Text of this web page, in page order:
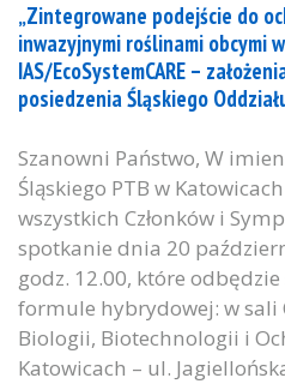
„Zintegrowane podejście do
inwazyjnymi roślinami obcymi
IAS/EcoSystemCARE –
posiedzenia Śląskiego
Szanowni Państwo, W
Śląskiego PTB w
wszystkich Członków i
spotkanie dnia 20
godz. 12.00, które
formule hybrydowej: w sali
Biologii, Biotechnologii i
Katowicach – ul.